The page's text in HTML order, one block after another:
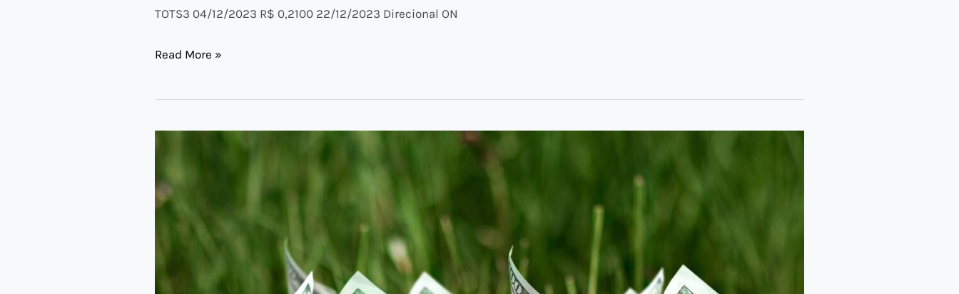
TOTS3 04/12/2023 R$ 0,2100 22/12/2023 Direcional ON
Read More »
da
Semana
27/11/2023